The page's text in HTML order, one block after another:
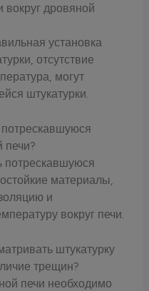
вокруг дровяной
установка
отсутствие
могут
штукатурки.
печи?
потрескавшуюся
материалы,
и
вокруг печи.
штукатурку
трещин?
печи необходимо